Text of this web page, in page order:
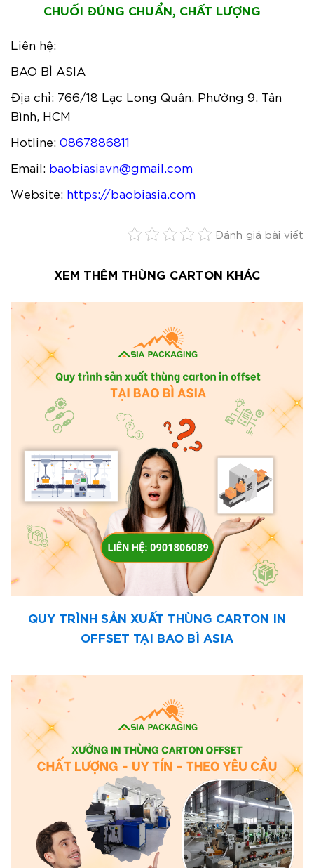
CHUỐI ĐÚNG CHUẨN, CHẤT LƯỢNG
Liên hệ:
BAO BÌ ASIA
Địa chỉ: 766/18 Lạc Long Quân, Phường 9, Tân
Bình, HCM
Hotline: 0867886811
Email: baobiasiavn@gmail.com
Website: https://baobiasia.com
Đánh giá bài viết
XEM THÊM THÙNG CARTON KHÁC
QUY TRÌNH SẢN XUẤT THÙNG CARTON IN
OFFSET TẠI BAO BÌ ASIA